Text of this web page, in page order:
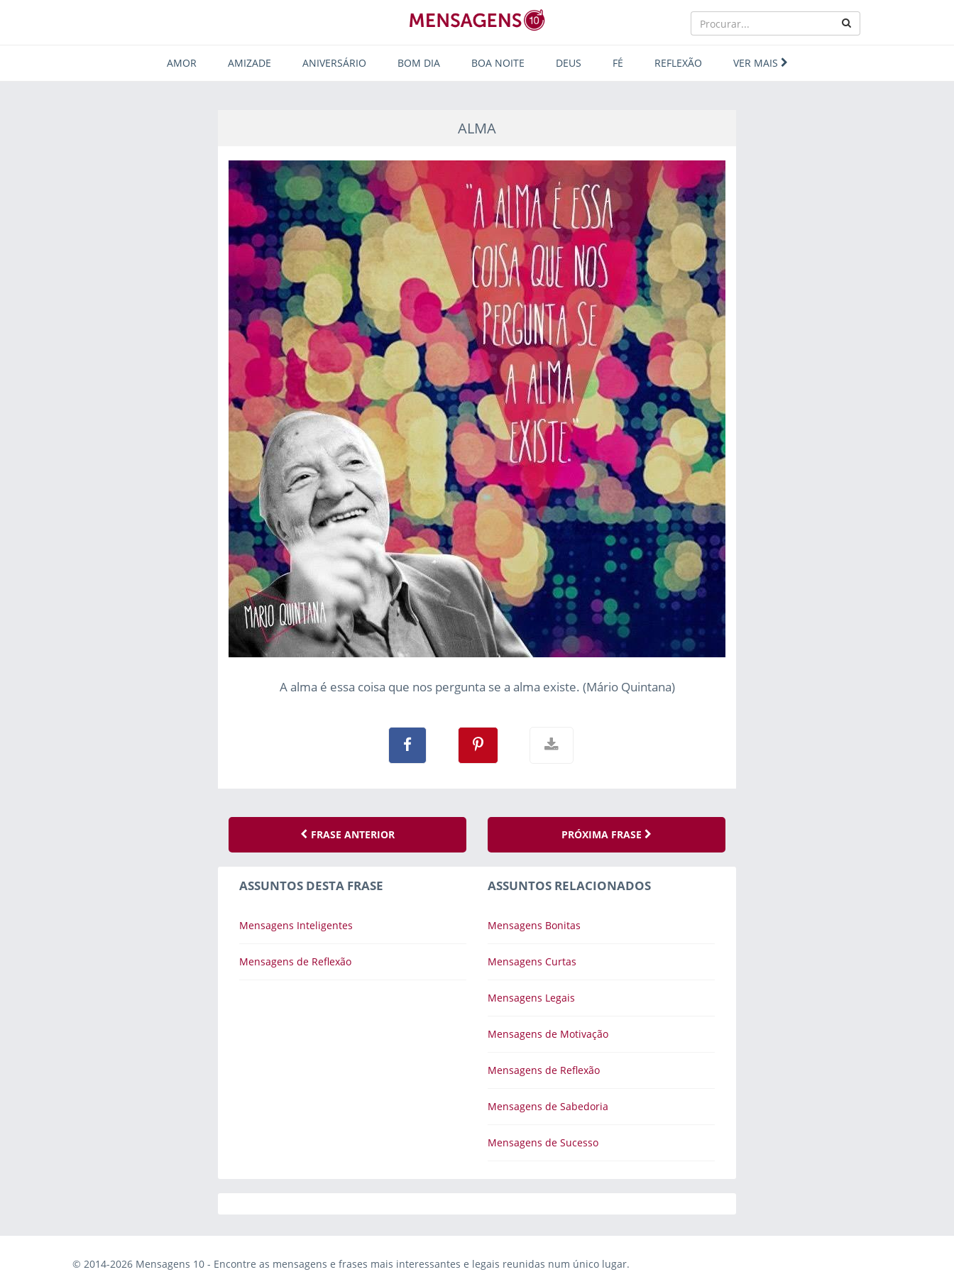
AMOR AMIZADE ANIVERSÁRIO BOM DIA BOA NOITE DEUS FÉ REFLEXÃO VER MAIS
ALMA
A alma é essa coisa que nos pergunta se a alma existe. (Mário Quintana)
FRASE ANTERIOR PRÓXIMA FRASE
ASSUNTOS DESTA FRASE
Mensagens Inteligentes
Mensagens de Reflexão
ASSUNTOS RELACIONADOS
Mensagens Bonitas
Mensagens Curtas
Mensagens Legais
Mensagens de Motivação
Mensagens de Reflexão
Mensagens de Sabedoria
Mensagens de Sucesso
© 2014-2026 Mensagens 10 - Encontre as mensagens e frases mais interessantes e legais reunidas num único lugar.